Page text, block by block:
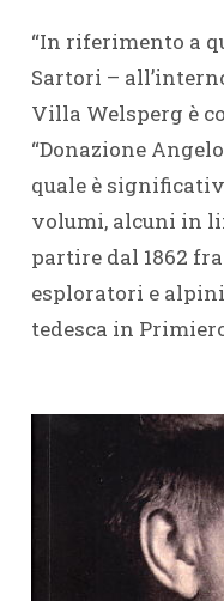
“In riferimento a
Sartori –
Villa Welsperg è
“Donazione
quale è
volumi, alcuni in
partire dal 1862
esploratori e
tedesca in